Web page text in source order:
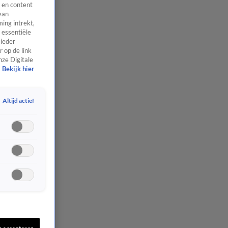
en content
intrekt,
op de link
Digitale
Bekijk hier
Altijd actief